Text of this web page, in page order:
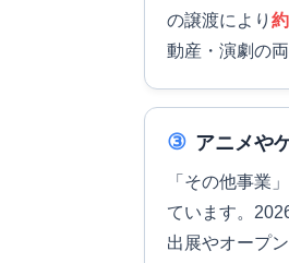
の譲渡により
動産・演劇の
③ アニメや
「その他事業
ています。
出展やオープ